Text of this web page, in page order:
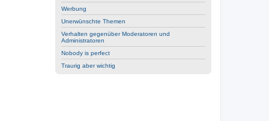
Werbung
Unerwünschte Themen
Verhalten gegenüber Moderatoren und
Administratoren
Nobody is perfect
Traurig aber wichtig